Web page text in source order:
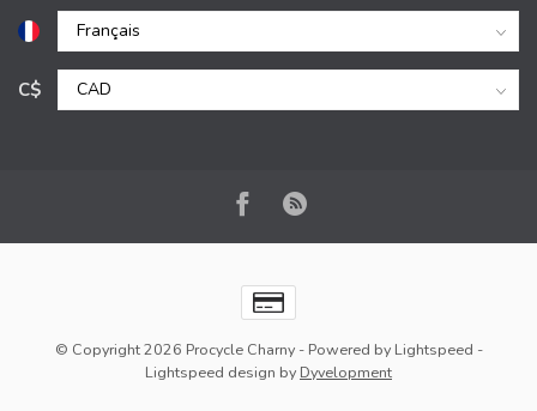
C$
© Copyright 2026 Procycle Charny- Powered by Lightspeed -
Lightspeed design by Dyvelopment